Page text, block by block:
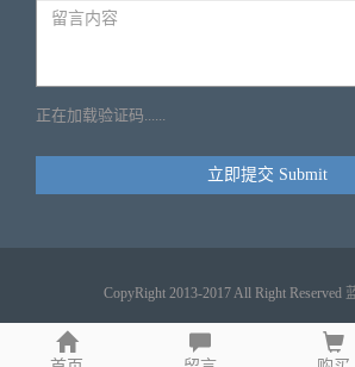
正在加载验证码......
立即提交 Submit
CopyRight 2013-2017 All Right Reserved